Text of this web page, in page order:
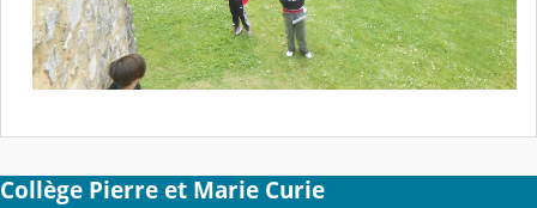
Collège Pierre et Marie Curie